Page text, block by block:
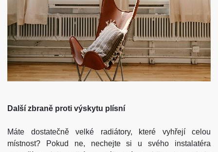
Další zbraně proti výskytu plísní
Máte dostatečně velké radiátory, které vyhřejí celou
místnost? Pokud ne, nechejte si u svého instalatéra